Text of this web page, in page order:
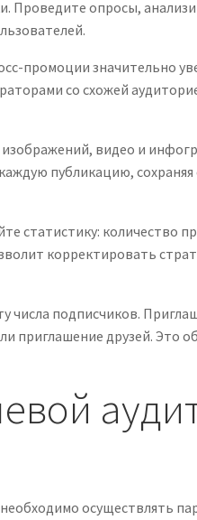
Проведите опросы,
промоции значительно
со схожей
видео и
публикацию,
статистику: количество
корректировать
числа подписчиков.
приглашение друзей. Это
осуществлять